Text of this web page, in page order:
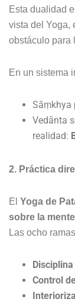
Esta dualidad
vista del Yoga,
obstáculo para
En un sistema
Sāṃkhya
Vedānta
realidad:
2. Práctica
El Yoga de
sobre la mente
Las ocho
Control